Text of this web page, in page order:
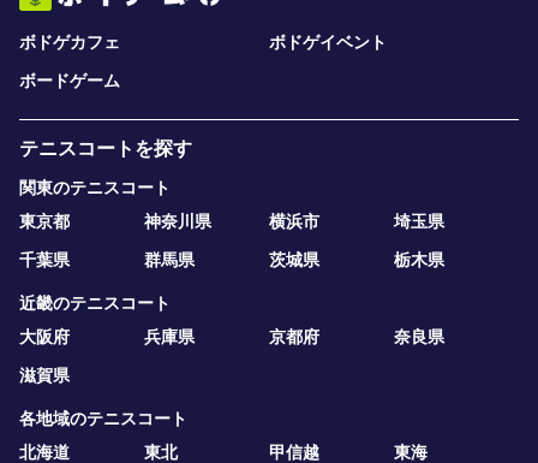
ボドゲカフェ
ボドゲイベント
ボードゲーム
テニスコートを探す
関東のテニスコート
東京都
神奈川県 横浜市
埼玉県
千葉県
群馬県 茨城県 栃木県
近畿のテニスコート
大阪府
兵庫県 京都府
奈良県
滋賀県
各地域のテニスコート
北海道
東北 甲信越
東海